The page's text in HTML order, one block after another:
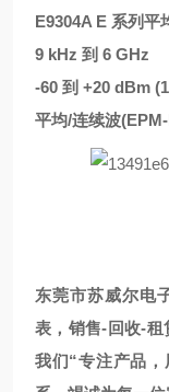
E9304A E 系列平
9 kHz 到 6 GHz
-60 到 +20 dBm
平均/连续波
东莞市苏威尔电
表，销售-回收-租
我们“专注产品